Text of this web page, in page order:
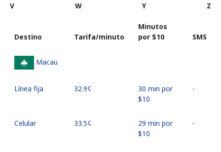
V
W Y Z
Destino Tarifa/minuto
Minutos
por ⁦$10⁩
SMS
Macau
Línea fija ⁦32.9¢⁩
30 min por
⁦$10⁩
-
Celular ⁦33.5¢⁩
29 min por
⁦$10⁩
-